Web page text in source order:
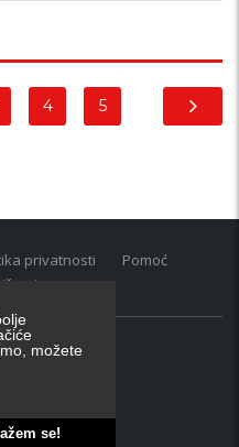
možete
se!
4 5
privatnosti
Pomoć
|auti.hr
7.53450 kn